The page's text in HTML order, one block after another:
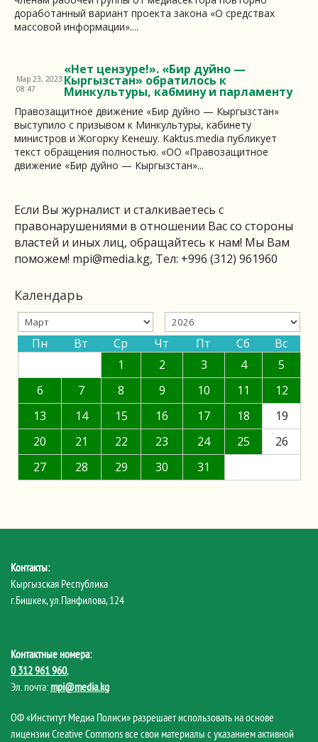
доработанный вариант проекта закона «О средствах
массовой информации»....
«Нет цензуре!». «Бир дуйно —
Кыргызстан» обратилось к
Минкультуры, кабмину и парламенту
Мар 23, 2023
08:47
Правозащитное движение «Бир дуйно — Кыргызстан»
выступило с призывом к Минкультуры, кабинету
министров и Жогорку Кенешу. Kaktus.media публикует
текст обращения полностью. «ОО «Правозащитное
движение «Бир дуйно — Кыргызстан»...
Если Вы журналист и сталкиваетесь с
правонарушениями в отношении Вас со стороны
властей и иных лиц, обращайтесь к нам! Мы Вам
поможем! mpi@media.kg, Тел: +996 (312) 961960
Календарь
Пн Вт Ср Чт Пт Сб
Вс
1
2 3 4
5
6
7 8 9 10 11
12
13
14 15 16 17 18
19
20
21 22 23 24 25
26
27
28 29 30 31
Контакты:
Кыргызская Республика
г.Бишкек, ул.Панфилова, 124
Контактные номера:
0 312 961 960,
Эл. почта: mpi@media.kg
ОФ «Институт Медиа Полиси» разрешает использовать на основе
лицензии Creative Commons все свои материалы с указанием активной